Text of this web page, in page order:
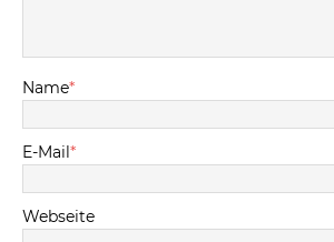
Name*
E-Mail*
Webseite